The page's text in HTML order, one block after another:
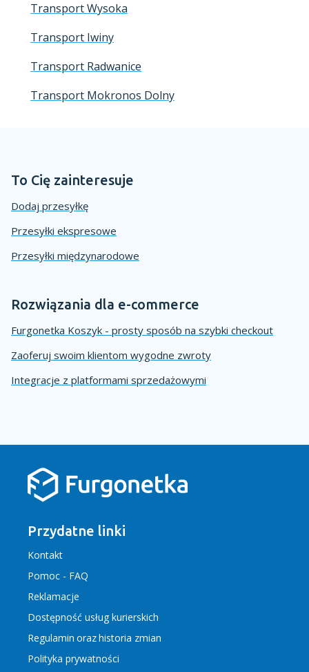
Transport Wysoka
Transport Iwiny
Transport Radwanice
Transport Mokronos Dolny
To Cię zainteresuje
Dodaj przesyłkę
Przesyłki ekspresowe
Przesyłki międzynarodowe
Rozwiązania dla e-commerce
Furgonetka Koszyk - prosty sposób na szybki checkout
Zaoferuj swoim klientom wygodne zwroty
Integracje z platformami sprzedażowymi
Przydatne linki
Kontakt
Pomoc - FAQ
Reklamacje
Dostępność usług kurierskich
Regulamin orazhistoria zmian
Polityka prywatności